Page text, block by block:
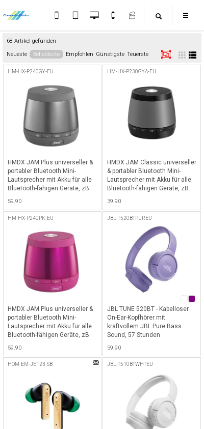
68 Artikel gefunden
Neueste Beliebteste Empfohlen Günstigste Teuerste
HM-HX-P240GY-EU
HMDX JAM Plus universeller &
portabler Bluetooth Mini-
Lautsprecher mit Akku für alle
Bluetooth-fähigen Geräte, zB.
59.90
HM-HX-P230GYA-EU
HMDX JAM Classic universeller
& portabler Bluetooth Mini-
Lautsprecher mit Akku für alle
Bluetooth-fähigen Geräte, zB.
39.90
HM-HX-P240PK-EU
HMDX JAM Plus universeller &
portabler Bluetooth Mini-
Lautsprecher mit Akku für alle
Bluetooth-fähigen Geräte, zB.
59.90
JBL-T520BTPUREU
JBL TUNE 520BT - Kabelloser
On-Ear-Kopfhörer mit
kraftvollem JBL Pure Bass
Sound, 57 Stunden
Violett
59.90
HOM-EM-JE123-SB JBL-T510BTWHTEU